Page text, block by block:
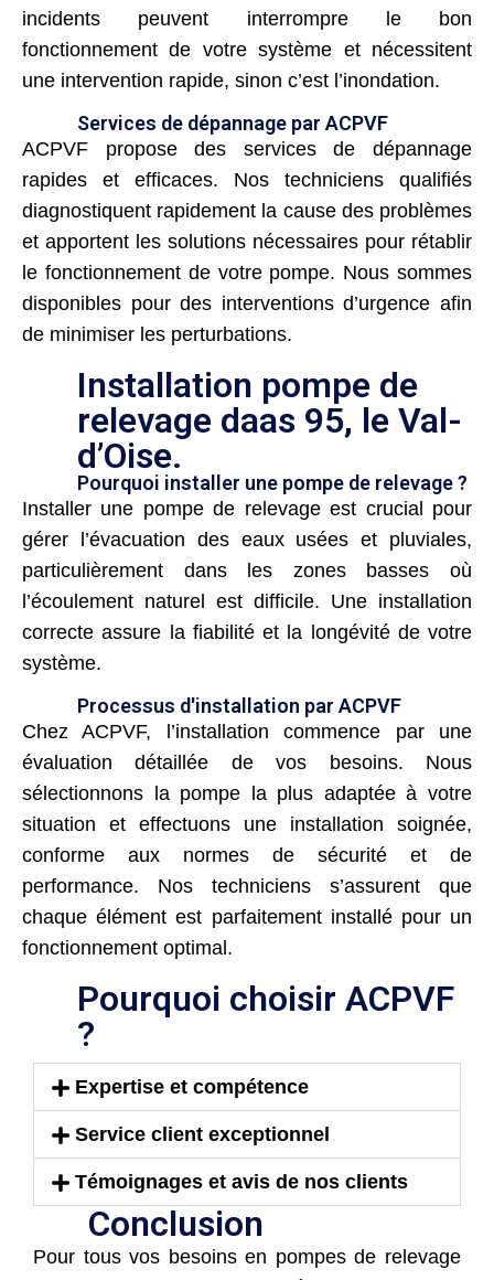
incidents peuvent interrompre le bon
fonctionnement de votre système et nécessitent
une intervention rapide, sinon c’est l’inondation.
Services de dépannage par ACPVF
ACPVF propose des services de dépannage
rapides et efficaces. Nos techniciens qualifiés
diagnostiquent rapidement la cause des problèmes
et apportent les solutions nécessaires pour rétablir
le fonctionnement de votre pompe. Nous sommes
disponibles pour des interventions d’urgence afin
de minimiser les perturbations.
Installation pompe de
relevage daas 95, le Val-
d’Oise.
Pourquoi installer une pompe de relevage ?
Installer une pompe de relevage est crucial pour
gérer l’évacuation des eaux usées et pluviales,
particulièrement dans les zones basses où
l’écoulement naturel est difficile. Une installation
correcte assure la fiabilité et la longévité de votre
système.
Processus d'installation par ACPVF
Chez ACPVF, l’installation commence par une
évaluation détaillée de vos besoins. Nous
sélectionnons la pompe la plus adaptée à votre
situation et effectuons une installation soignée,
conforme aux normes de sécurité et de
performance. Nos techniciens s’assurent que
chaque élément est parfaitement installé pour un
fonctionnement optimal.
Pourquoi choisir ACPVF
?
Expertise et compétence
Service client exceptionnel
Témoignages et avis de nos clients
Conclusion
Pour tous vos besoins en pompes de relevage